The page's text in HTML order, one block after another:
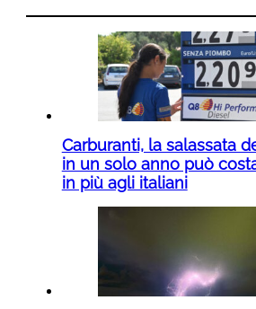
Carburanti, la salassata
in un solo anno può
in più agli italiani